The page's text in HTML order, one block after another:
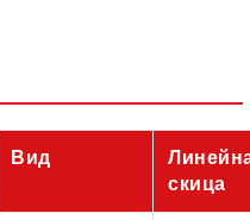
работния ден.
Вид
скица